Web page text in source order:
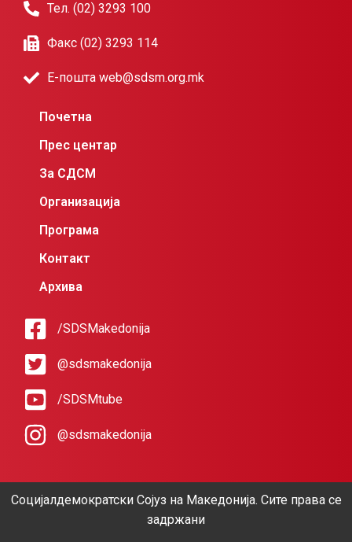
Тел. (02) 3293 100
Факс (02) 3293 114
Е-пошта web@sdsm.org.mk
Почетна
Прес центар
За СДСМ
Организација
Програма
Контакт
Архива
/SDSMakedonija
@sdsmakedonija
/SDSMtube
@sdsmakedonija
Социјалдемократски Сојуз на Македонија. Сите права се
задржани